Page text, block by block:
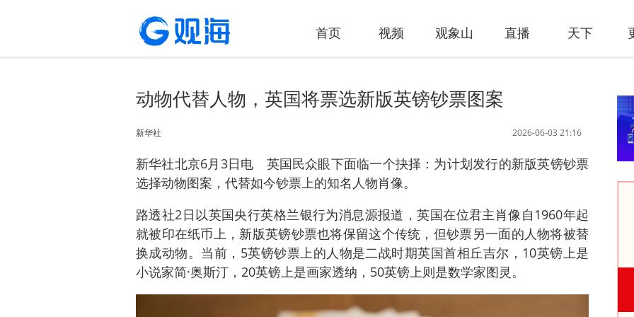
首页 视频 观象山 直播 天下
动物代替人物，英国将票选新版英镑钞票图案
2026-06-03 21:16
新华社
新华社北京6月3日电 英国民众眼下面临一个抉择：为计划发行的新版英镑钞票
选择动物图案，代替如今钞票上的知名人物肖像。
路透社2日以英国央行英格兰银行为消息源报道，英国在位君主肖像自1960年起
就被印在纸币上，新版英镑钞票也将保留这个传统，但钞票另一面的人物将被替
换成动物。当前，5英镑钞票上的人物是二战时期英国首相丘吉尔，10英镑上是
小说家简·奥斯汀，20英镑上是画家透纳，50英镑上则是数学家图灵。